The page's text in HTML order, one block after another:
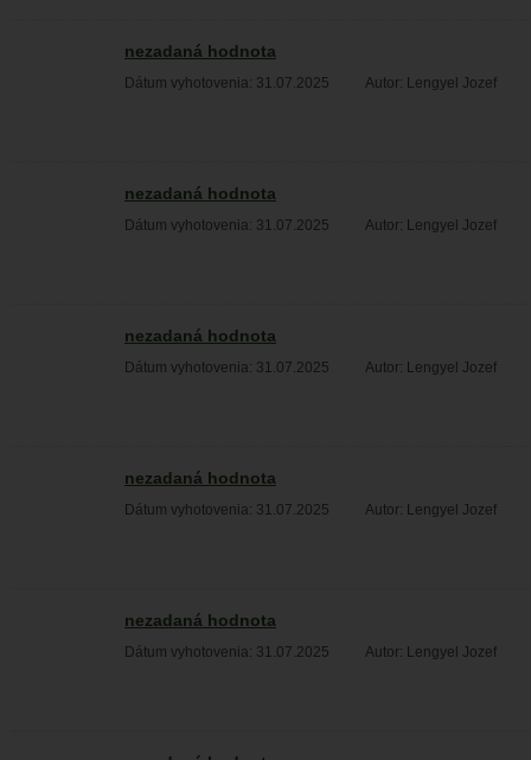
nezadaná hodnota
Dátum vyhotovenia: 31.07.2025 Autor: Lengyel Jozef
nezadaná hodnota
Dátum vyhotovenia: 31.07.2025 Autor: Lengyel Jozef
nezadaná hodnota
Dátum vyhotovenia: 31.07.2025 Autor: Lengyel Jozef
nezadaná hodnota
Dátum vyhotovenia: 31.07.2025 Autor: Lengyel Jozef
nezadaná hodnota
Dátum vyhotovenia: 31.07.2025 Autor: Lengyel Jozef